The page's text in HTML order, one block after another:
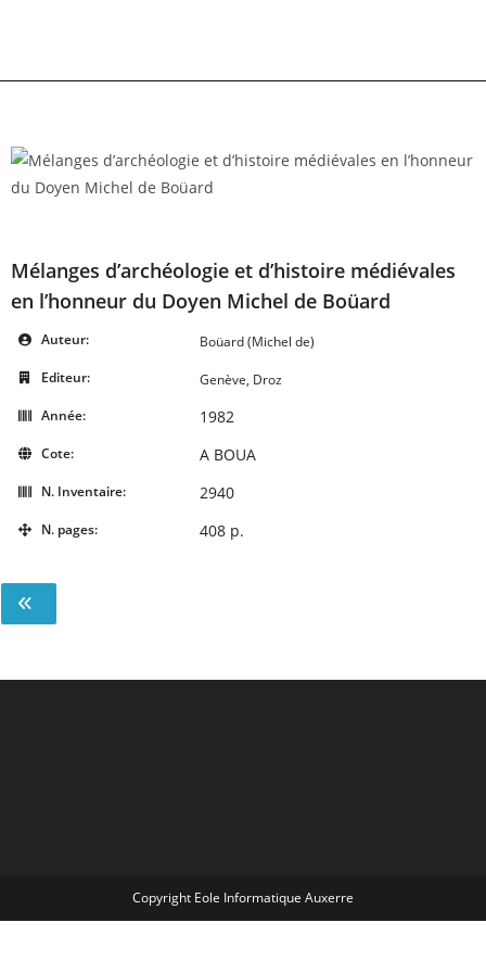
Mélanges d’archéologie et d’histoire médiévales
en l’honneur du Doyen Michel de Boüard
Auteur:
Boüard (Michel de)
Editeur:
Genève, Droz
Année:
1982
Cote: A BOUA
N. Inventaire: 2940
N. pages: 408 p.
Copyright Eole Informatique Auxerre